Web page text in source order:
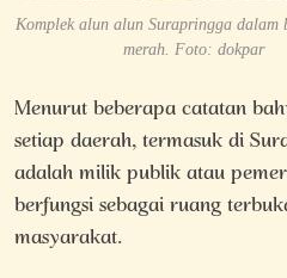
Komplek alun alun Surapringga dalam
merah. Foto: dokpar
Menurut beberapa catatan
setiap daerah, termasuk di
adalah milik publik atau
berfungsi sebagai ruang
masyarakat.